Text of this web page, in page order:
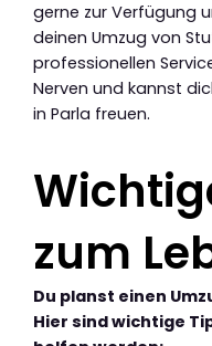
gerne zur Verfügung
deinen Umzug von
professionellen
Nerven und kannst
in Parla freuen.
zum
Du planst einen
Hier sind wichtige